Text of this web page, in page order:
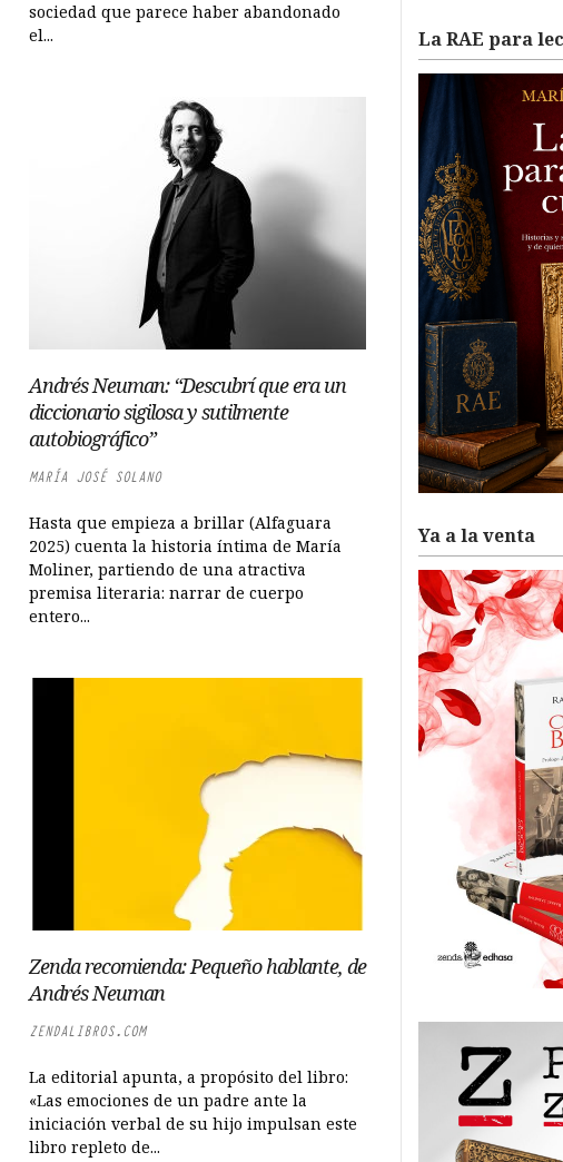
sociedad que parece haber abandonado
el...
Andrés Neuman: “Descubrí que era un
diccionario sigilosa y sutilmente
autobiográfico”
MARÍA JOSÉ SOLANO
Hasta que empieza a brillar (Alfaguara
2025) cuenta la historia íntima de María
Moliner, partiendo de una atractiva
premisa literaria: narrar de cuerpo
entero...
Zenda recomienda: Pequeño hablante, de
Andrés Neuman
ZENDALIBROS.COM
La editorial apunta, a propósito del libro:
«Las emociones de un padre ante la
iniciación verbal de su hijo impulsan este
libro repleto de...
La RAE para
Ya a la venta